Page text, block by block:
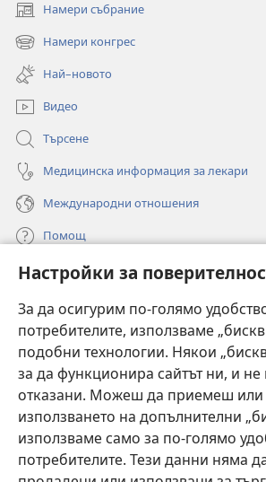
Настройки за
За да осигурим по-голямо
потребителите, използваме
подобни технологии. Някои
за да функционира сайтът ни, и
отказани. Можеш да приемеш
използването на допълнителни
използваме само за по-голямо
потребителите. Тези данни няма
Намери събрание
(отваря
нов
прозорец)
Намери конгрес
(отваря
нов
прозорец)
Най–новото
Видео
Търсене
Медицинска информация за лекари
Международни отношения
Помощ
Дарения
нов
прозорец)ОНЛАЙН БИБЛИОТЕКА „Стражева
(отваря
нов
прозорец)
JW Hub
(отваря
нов
прозорец)JW Library
Watchtower Library ®